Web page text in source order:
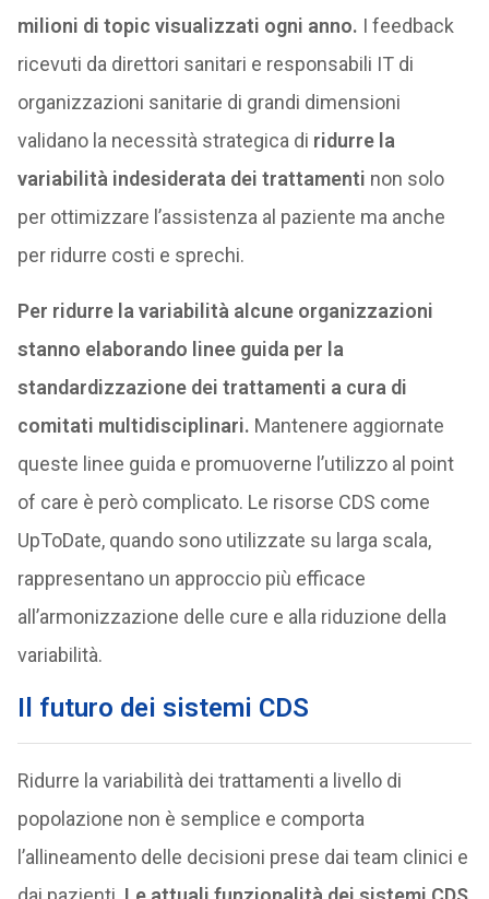
milioni di topic visualizzati ogni anno. I feedback
ricevuti da direttori sanitari e responsabili IT di
organizzazioni sanitarie di grandi dimensioni
validano la necessità strategica di ridurre la
variabilità indesiderata dei trattamenti non solo
per ottimizzare l’assistenza al paziente ma anche
per ridurre costi e sprechi.
Per ridurre la variabilità alcune organizzazioni
stanno elaborando linee guida per la
standardizzazione dei trattamenti a cura di
comitati multidisciplinari. Mantenere aggiornate
queste linee guida e promuoverne l’utilizzo al point
of care è però complicato. Le risorse CDS come
UpToDate, quando sono utilizzate su larga scala,
rappresentano un approccio più efficace
all’armonizzazione delle cure e alla riduzione della
variabilità.
Il futuro dei sistemi CDS
Ridurre la variabilità dei trattamenti a livello di
popolazione non è semplice e comporta
l’allineamento delle decisioni prese dai team clinici e